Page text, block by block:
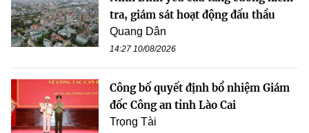
tra, giám sát hoạt động đấu thầu
Quang Dân
14:27 10/08/2026
Công bố quyết định bổ nhiệm Giám
đốc Công an tỉnh Lào Cai
Trọng Tài